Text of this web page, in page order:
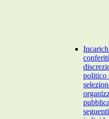
politico